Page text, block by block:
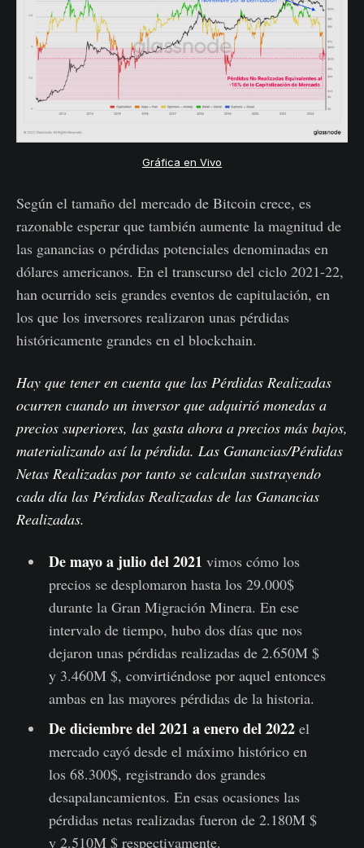
Gráfica en Vivo
Según el tamaño del mercado de Bitcoin crece, es
razonable esperar que también aumente la magnitud de
las ganancias o pérdidas potenciales denominadas en
dólares americanos. En el transcurso del ciclo 2021-22,
han ocurrido seis grandes eventos de capitulación, en
los que los inversores realizaron unas pérdidas
históricamente grandes en el blockchain.
Hay que tener en cuenta que las Pérdidas Realizadas
ocurren cuando un inversor que adquirió monedas a
precios superiores, las gasta ahora a precios más bajos,
materializando así la pérdida. Las Ganancias/Pérdidas
Netas Realizadas por tanto se calculan sustrayendo
cada día las Pérdidas Realizadas de las Ganancias
Realizadas.
De mayo a julio del 2021 vimos cómo los
precios se desplomaron hasta los 29.000$
durante la Gran Migración Minera. En ese
intervalo de tiempo, hubo dos días que nos
dejaron unas pérdidas realizadas de 2.650M $
y 3.460M $, convirtiéndose por aquel entonces
ambas en las mayores pérdidas de la historia.
De diciembre del 2021 a enero del 2022el
mercado cayó desde el máximo histórico en
los 68.300$, registrando dos grandes
desapalancamientos. En esas ocasiones las
pérdidas netas realizadas fueron de 2.180M $
y 2.510M $ respectivamente.